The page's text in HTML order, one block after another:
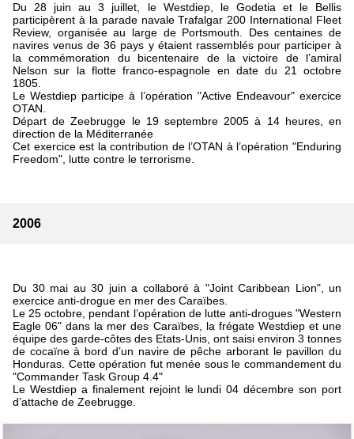
Du 28 juin au 3 juillet, le Westdiep, le Godetia et le Bellis
participèrent à la parade navale Trafalgar 200 International Fleet
Review, organisée au large de Portsmouth. Des centaines de
navires venus de 36 pays y étaient rassemblés pour participer à
la commémoration du bicentenaire de la victoire de l’amiral
Nelson sur la flotte franco-espagnole en date du 21 octobre
1805.
Le Westdiep participe à l’opération "Active Endeavour" exercice
OTAN.
Départ de Zeebrugge le 19 septembre 2005 à 14 heures, en
direction de la Méditerranée
Cet exercice est la contribution de l’OTAN à l’opération "Enduring
Freedom", lutte contre le terrorisme.
2006
Du 30 mai au 30 juin a collaboré à "Joint Caribbean Lion", un
exercice anti-drogue en mer des Caraïbes.
Le 25 octobre, pendant l’opération de lutte anti-drogues "Western
Eagle 06" dans la mer des Caraïbes, la frégate Westdiep et une
équipe des garde-côtes des Etats-Unis, ont saisi environ 3 tonnes
de cocaïne à bord d’un navire de pêche arborant le pavillon du
Honduras. Cette opération fut menée sous le commandement du
"Commander Task Group 4.4"
Le Westdiep a finalement rejoint le lundi 04 décembre son port
d’attache de Zeebrugge.